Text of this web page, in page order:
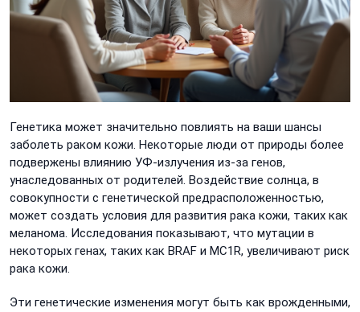
Генетика может значительно повлиять на ваши шансы
заболеть раком кожи. Некоторые люди от природы более
подвержены влиянию УФ-излучения из-за генов,
унаследованных от родителей. Воздействие солнца, в
совокупности с генетической предрасположенностью,
может создать условия для развития рака кожи, таких как
меланома. Исследования показывают, что мутации в
некоторых генах, таких как BRAF и MC1R, увеличивают риск
рака кожи.
Эти генетические изменения могут быть как врожденными,